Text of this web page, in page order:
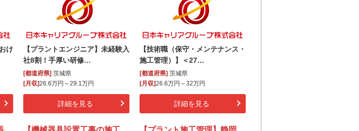
け
【プラントエンジニア】未経験入
社8割！手厚い研修…
[都道府県] 茨城県
[月収]26.6万円～29.1万円
詳細を見る
【技術職（保守・メンテナンス・
施工管理）】＜27…
[都道府県] 茨城県
[月収]26.6万円～32万円
詳細を見る